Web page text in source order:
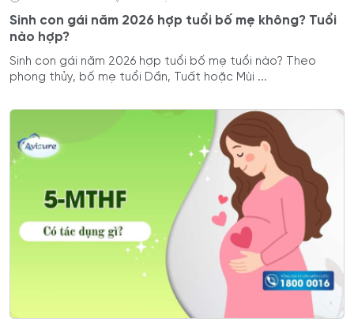
Sinh con gái năm 2026 hợp tuổi bố mẹ không? Tuổi
nào hợp?
Sinh con gái năm 2026 hợp tuổi bố mẹ tuổi nào? Theo
phong thủy, bố mẹ tuổi Dần, Tuất hoặc Mùi ...